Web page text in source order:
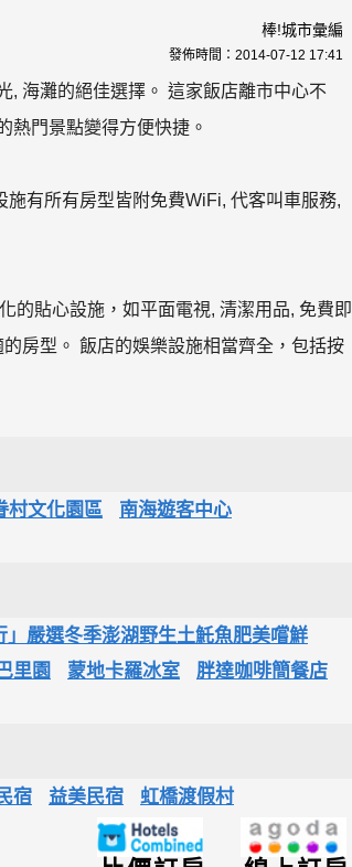
棒!城市彙編
發佈時間： 2014-07-12 17:41
, 海灘的絕佳選擇。 這家飯店離市中心不
熱門景點變得方便快捷。
有所有房型皆附免費WiFi, 代客叫車服務,
的貼心設施，如平面電視, 清潔用品, 免費即
房型。 飯店的娛樂設施相當齊全，包括按
村文化園區
南海遊客中心
」嚴選冬季澎湖野生土魠魚肥美嚐鮮
巴里園 蒙地卡羅冰室
胖達咖啡簡餐店
宿 益美民宿
虹橋渡假村